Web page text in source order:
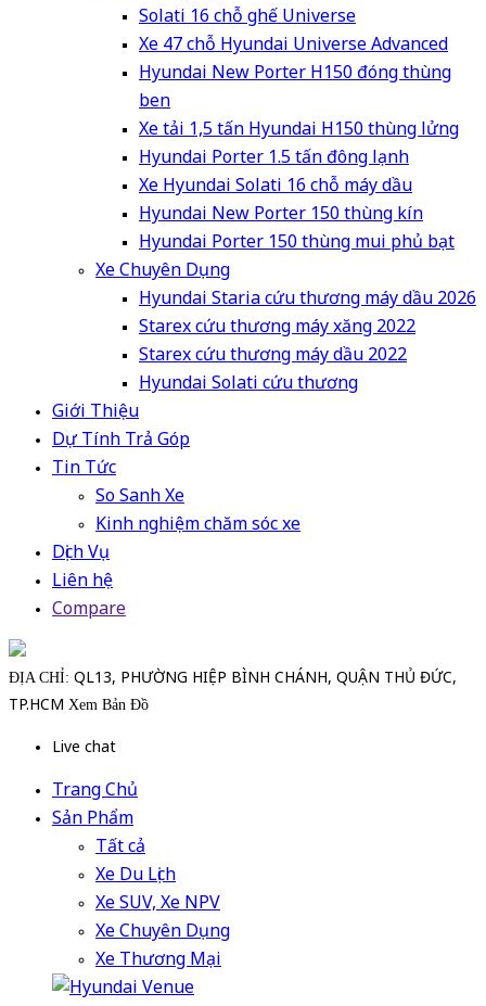
Solati 16 chỗ ghế Universe
Xe 47 chỗ Hyundai Universe Advanced
Hyundai New Porter H150 đóng thùng
ben
Xe tải 1,5 tấn Hyundai H150 thùng lửng
Hyundai Porter 1.5 tấn đông lạnh
Xe Hyundai Solati 16 chỗ máy dầu
Hyundai New Porter 150 thùng kín
Hyundai Porter 150 thùng mui phủ bạt
Xe Chuyên Dụng
Hyundai Staria cứu thương máy dầu 2026
Starex cứu thương máy xăng 2022
Starex cứu thương máy dầu 2022
Hyundai Solati cứu thương
Giới Thiệu
Dự Tính Trả Góp
Tin Tức
So Sanh Xe
Kinh nghiệm chăm sóc xe
Dịch Vụ
Liên hệ
Compare
ĐỊA CHỈ: QL13, PHƯỜNG HIỆP BÌNH CHÁNH, QUẬN THỦ ĐỨC,
TP.HCM Xem Bản Đồ
Live chat
Trang Chủ
Sản Phẩm
Tất cả
Xe Du Lịch
Xe SUV, Xe NPV
Xe Chuyên Dụng
Xe Thương Mại